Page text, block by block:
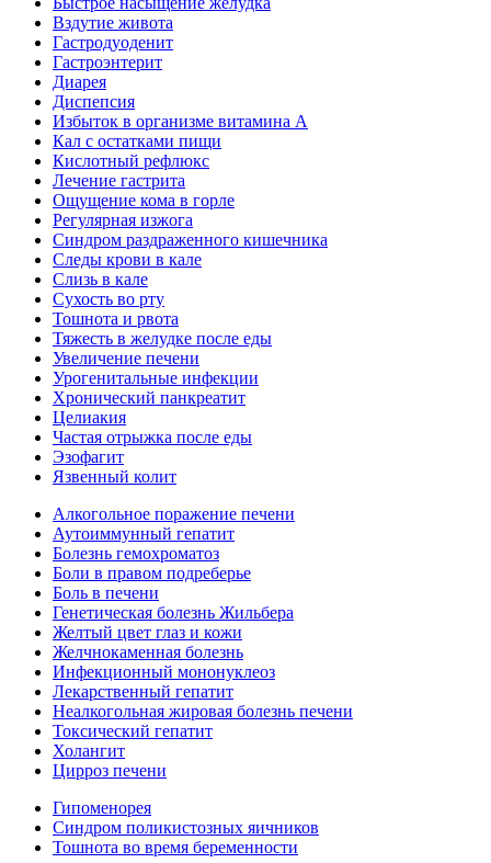
Вздутие живота
Гастродуоденит
Гастроэнтерит
Диарея
Диспепсия
Избыток в организме витамина А
Кал с остатками пищи
Кислотный рефлюкс
Лечение гастрита
Ощущение кома в горле
Регулярная изжога
Синдром раздраженного кишечника
Следы крови в кале
Слизь в кале
Сухость во рту
Тошнота и рвота
Тяжесть в желудке после еды
Увеличение печени
Урогенитальные инфекции
Хронический панкреатит
Целиакия
Частая отрыжка после еды
Эзофагит
Язвенный колит
Алкогольное поражение печени
Аутоиммунный гепатит
Болезнь гемохроматоз
Боли в правом подреберье
Боль в печени
Генетическая болезнь Жильбера
Желтый цвет глаз и кожи
Желчнокаменная болезнь
Инфекционный мононуклеоз
Лекарственный гепатит
Неалкогольная жировая болезнь печени
Токсический гепатит
Холангит
Цирроз печени
Гипоменорея
Синдром поликистозных яичников
Тошнота во время беременности